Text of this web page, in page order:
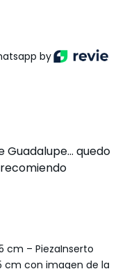
by
Guadalupe... quedo
cm – PiezaInserto
cm con imagen de la